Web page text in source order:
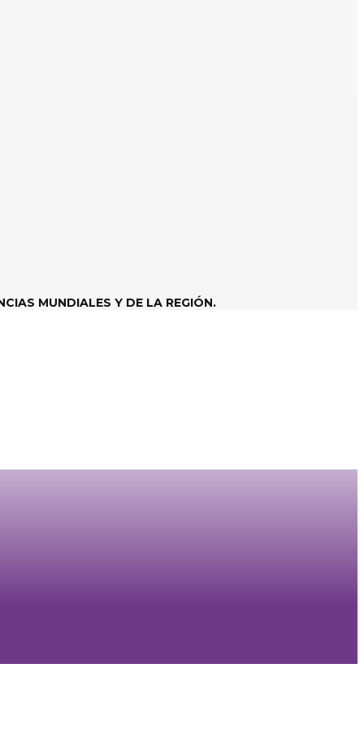
MUNDIALES Y DE LA REGIÓN.